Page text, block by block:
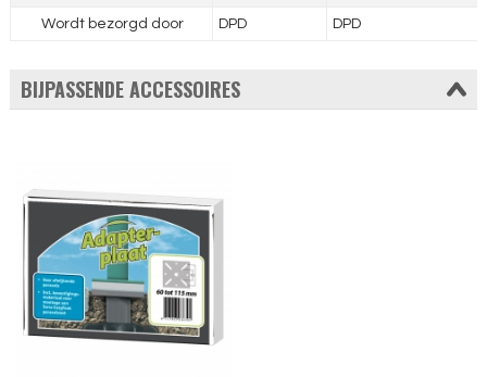
Wordt bezorgd door DPD DPD
BIJPASSENDE ACCESSOIRES